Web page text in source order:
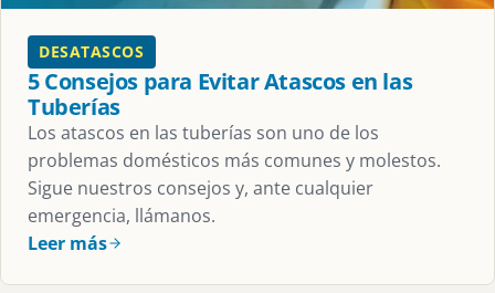
DESATASCOS
5 Consejos para Evitar Atascos en las
Tuberías
Los atascos en las tuberías son uno de los
problemas domésticos más comunes y molestos.
Sigue nuestros consejos y, ante cualquier
emergencia, llámanos.
Leer más